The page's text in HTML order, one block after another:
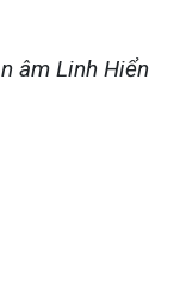
âm Linh Hiển